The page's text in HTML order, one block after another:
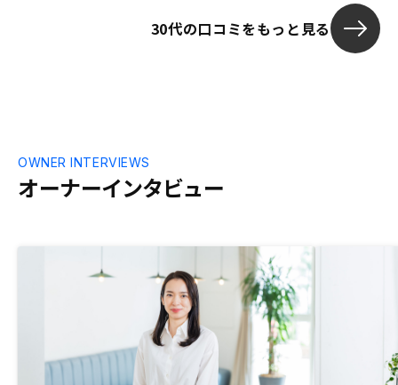
とより高い満足度が得られるかと思いま
30代の口コミをもっと見る
オーナーインタビュー
OWNER INTERVIEWS